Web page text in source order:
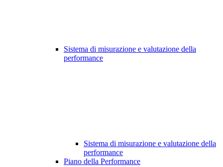
Sistema di misurazione e valutazione della
performance
Sistema di misurazione e valutazione della
performance
Piano della Performance